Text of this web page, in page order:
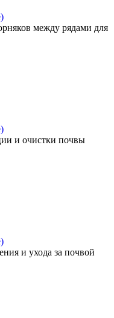
между рядами для
и очистки почвы
и ухода за почвой